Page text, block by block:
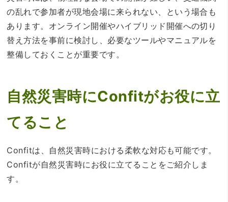
の乱れで参加者が現地会場に来られない、という場合も
あります。オンライン開催やハイブリッド開催への切り
替え方法を事前に検討し、必要なツールやマニュアルを
整備しておくことが重要です。
自然災害時にConfitがお役に立
てること
Confitは、自然災害時における柔軟な対応も可能です。
Confitが自然災害時にお役に立てることをご紹介しま
す。